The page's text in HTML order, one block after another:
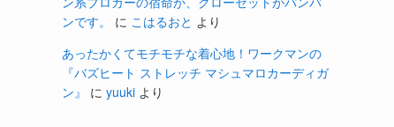
ンです。
に こはるおと より
あったかくてモチモチな着心地！ワークマンの
『バズヒート ストレッチ マシュマロカーディガ
ン』
に yuuki より